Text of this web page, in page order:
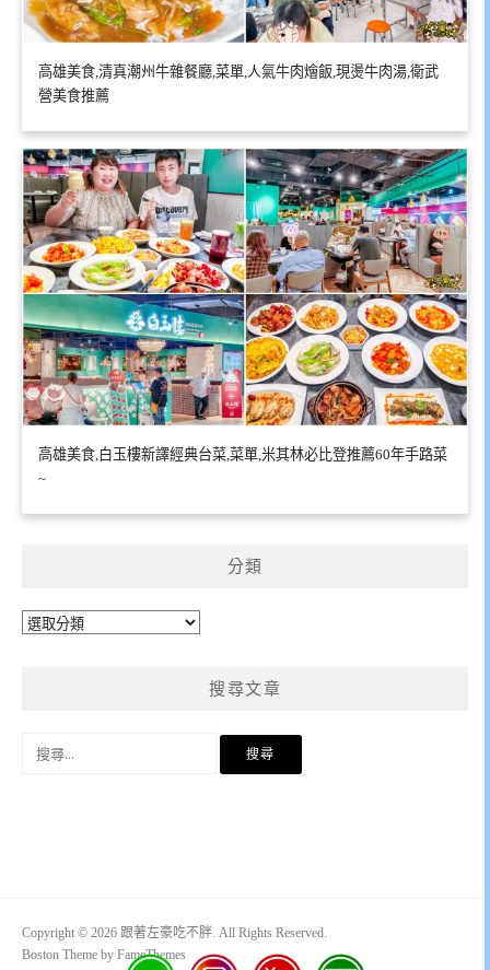
高雄美食,清真潮州牛雜餐廳,菜單,人氣牛肉燴飯,現燙牛肉湯,衛武
營美食推薦
高雄美食,白玉樓新譯經典台菜,菜單,米其林必比登推薦60年手路菜
~
分類
分
搜尋文章
Copyright © 2026 跟著左豪吃不胖. All Rights Reserved.
Boston Theme by FameThemes